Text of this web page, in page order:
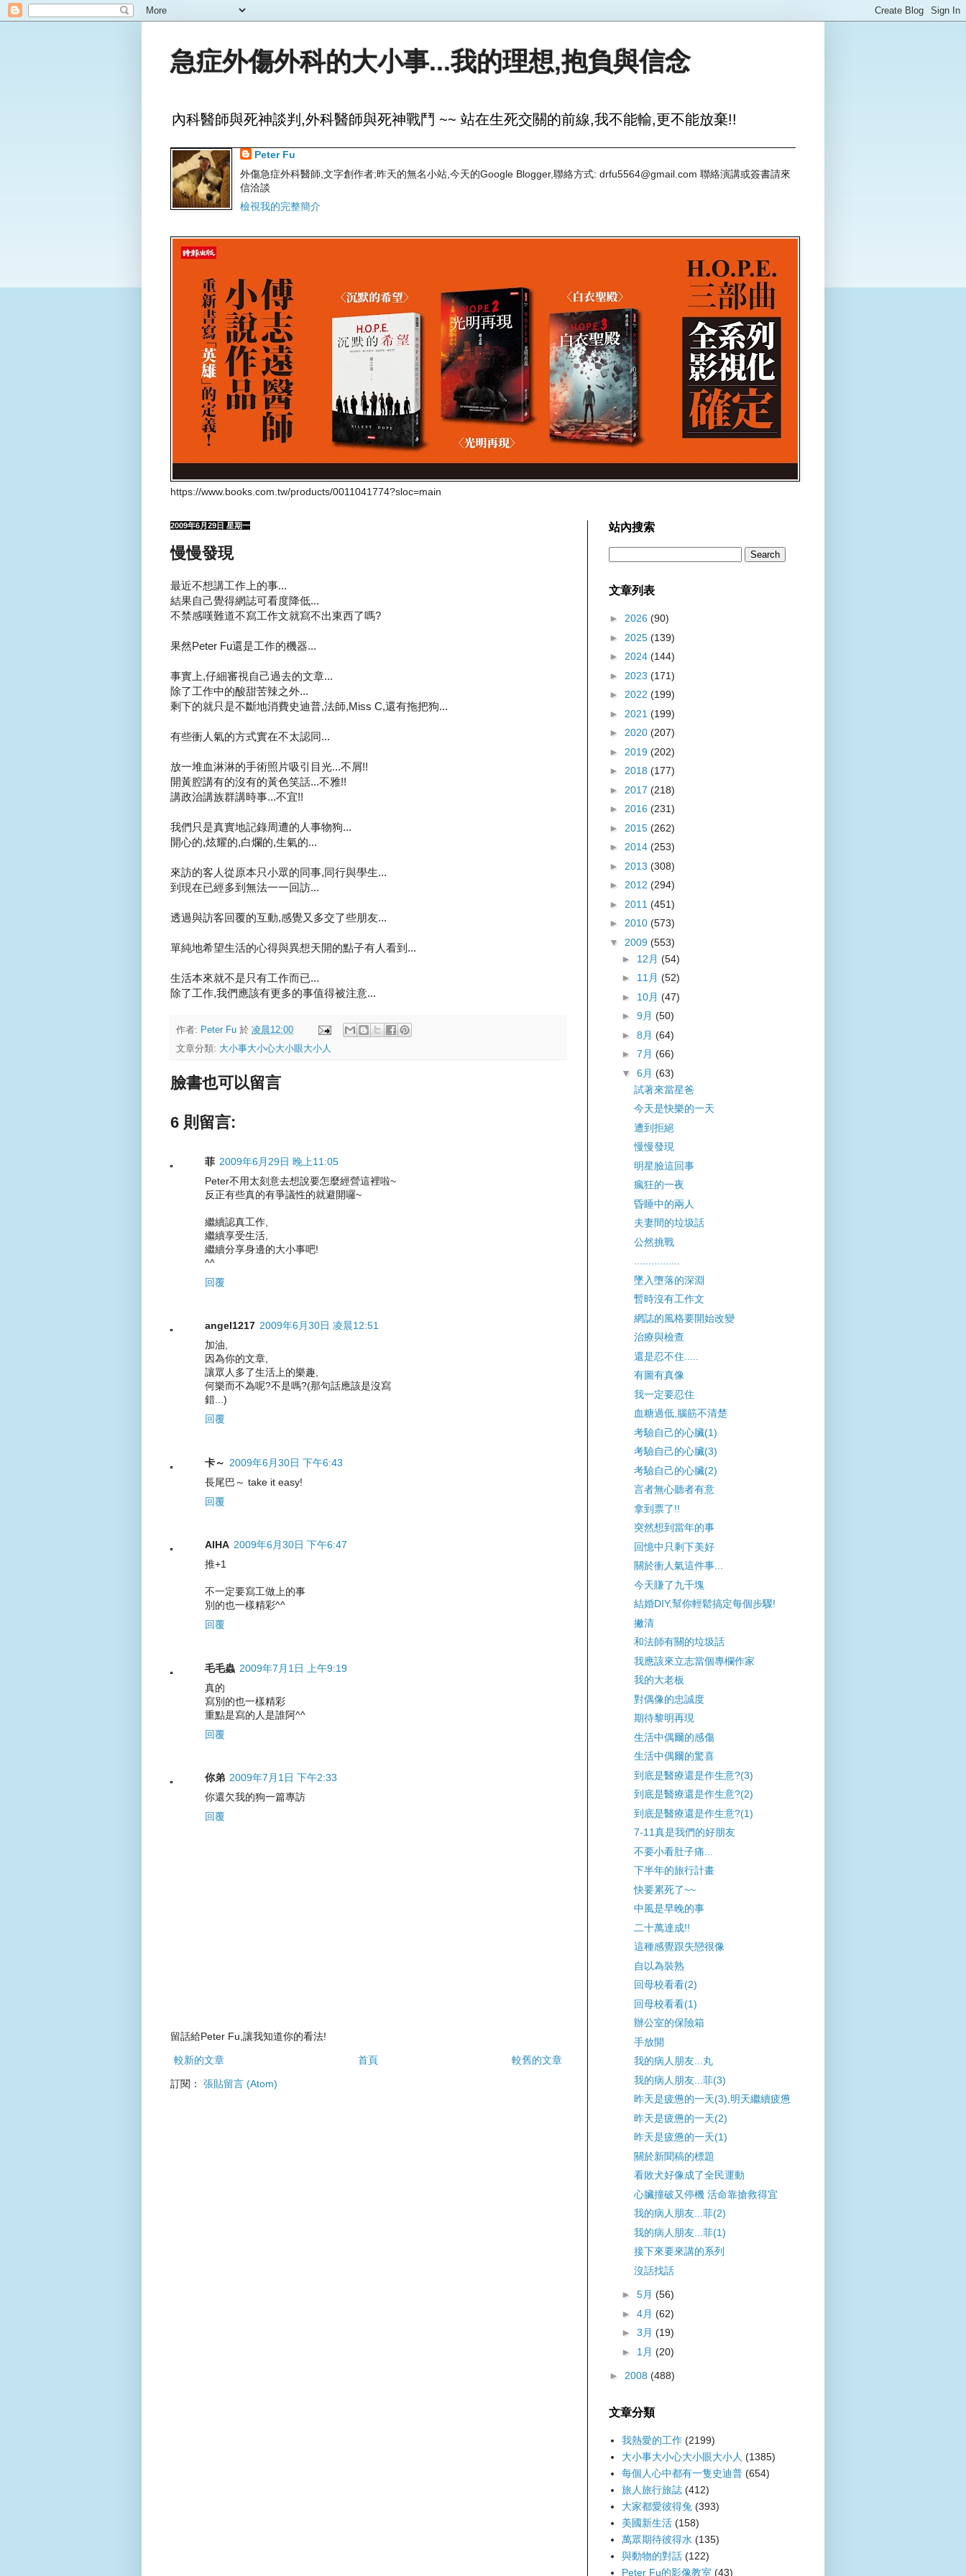
急症外傷外科的大小事...我的理想,抱負與信念
內科醫師與死神談判,外科醫師與死神戰鬥 ~~ 站在生死交關的前線,我不能輸,更不能放棄!!
Peter Fu
外傷急症外科醫師,文字創作者;昨天的無名小站,今天的Google Blogger,聯絡方式: drfu5564@gmail.com 聯絡演講或簽書請來
信洽談
檢視我的完整簡介
https://www.books.com.tw/products/0011041774?sloc=main
2009年6月29日 星期一
慢慢發現
最近不想講工作上的事...
結果自己覺得網誌可看度降低...
不禁感嘆難道不寫工作文就寫不出東西了嗎?
果然Peter Fu還是工作的機器...
事實上,仔細審視自己過去的文章...
除了工作中的酸甜苦辣之外...
剩下的就只是不斷地消費史迪普,法師,Miss C,還有拖把狗...
有些衝人氣的方式實在不太認同...
放一堆血淋淋的手術照片吸引目光...不屑!!
開黃腔講有的沒有的黃色笑話...不雅!!
講政治講族群講時事...不宜!!
我們只是真實地記錄周遭的人事物狗...
開心的,炫耀的,白爛的,生氣的...
來訪的客人從原本只小眾的同事,同行與學生...
到現在已經多到無法一一回訪...
透過與訪客回覆的互動,感覺又多交了些朋友...
單純地希望生活的心得與異想天開的點子有人看到...
生活本來就不是只有工作而已...
除了工作,我們應該有更多的事值得被注意...
作者: Peter Fu 於 凌晨12:00
文章分類: 大小事大小心大小眼大小人
臉書也可以留言
6 則留言:
菲 2009年6月29日 晚上11:05
Peter不用太刻意去想說要怎麼經營這裡啦~
反正有些真的有爭議性的就避開囉~
繼續認真工作,
繼續享受生活,
繼續分享身邊的大小事吧!
^^
回覆
angel1217 2009年6月30日 凌晨12:51
加油,
因為你的文章,
讓眾人多了生活上的樂趣,
何樂而不為呢?不是嗎?(那句話應該是沒寫
錯...)
回覆
卡～ 2009年6月30日 下午6:43
長尾巴～ take it easy!
回覆
AIHA 2009年6月30日 下午6:47
推+1
不一定要寫工做上的事
別的也一樣精彩^^
回覆
毛毛蟲 2009年7月1日 上午9:19
真的
寫別的也一樣精彩
重點是寫的人是誰阿^^
回覆
你弟 2009年7月1日 下午2:33
你還欠我的狗一篇專訪
回覆
留話給Peter Fu,讓我知道你的看法!
較新的文章 較舊的文章
首頁
訂閱： 張貼留言 (Atom)
站內搜索
文章列表
► 2026 (90)
► 2025 (139)
► 2024 (144)
► 2023 (171)
► 2022 (199)
► 2021 (199)
► 2020 (207)
► 2019 (202)
► 2018 (177)
► 2017 (218)
► 2016 (231)
► 2015 (262)
► 2014 (253)
► 2013 (308)
► 2012 (294)
► 2011 (451)
► 2010 (573)
▼ 2009 (553)
► 12月 (54)
► 11月 (52)
► 10月 (47)
► 9月 (50)
► 8月 (64)
► 7月 (66)
▼ 6月 (63)
試著來當星爸
今天是快樂的一天
遭到拒絕
慢慢發現
明星臉這回事
瘋狂的一夜
昏睡中的兩人
夫妻間的垃圾話
公然挑戰
................
墜入墮落的深淵
暫時沒有工作文
網誌的風格要開始改變
治療與檢查
還是忍不住.....
有圖有真像
我一定要忍住
血糖過低,腦筋不清楚
考驗自己的心臟(1)
考驗自己的心臟(3)
考驗自己的心臟(2)
言者無心聽者有意
拿到票了!!
突然想到當年的事
回憶中只剩下美好
關於衝人氣這件事...
今天賺了九千塊
結婚DIY,幫你輕鬆搞定每個步驟!
撇清
和法師有關的垃圾話
我應該來立志當個專欄作家
我的大老板
對偶像的忠誠度
期待黎明再現
生活中偶爾的感傷
生活中偶爾的驚喜
到底是醫療還是作生意?(3)
到底是醫療還是作生意?(2)
到底是醫療還是作生意?(1)
7-11真是我們的好朋友
不要小看肚子痛...
下半年的旅行計畫
快要累死了~~
中風是早晚的事
二十萬達成!!
這種感覺跟失戀很像
自以為裝熟
回母校看看(2)
回母校看看(1)
辦公室的保險箱
手放開
我的病人朋友...丸
我的病人朋友...菲(3)
昨天是疲憊的一天(3),明天繼續疲憊
昨天是疲憊的一天(2)
昨天是疲憊的一天(1)
關於新聞稿的標題
看敗犬好像成了全民運動
心臟撞破又停機 活命靠搶救得宜
我的病人朋友...菲(2)
我的病人朋友...菲(1)
接下來要來講的系列
沒話找話
► 5月 (56)
► 4月 (62)
► 3月 (19)
► 1月 (20)
► 2008 (488)
文章分類
我熱愛的工作 (2199)
大小事大小心大小眼大小人 (1385)
每個人心中都有一隻史迪普 (654)
旅人旅行旅誌 (412)
大家都愛彼得兔 (393)
美國新生活 (158)
萬眾期待彼得水 (135)
與動物的對話 (122)
Peter Fu的影像教室 (43)